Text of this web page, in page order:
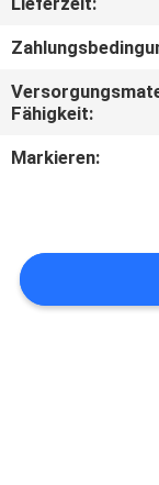
SIE
MIT
UNS
IN
Fähigkeit:
Markieren: